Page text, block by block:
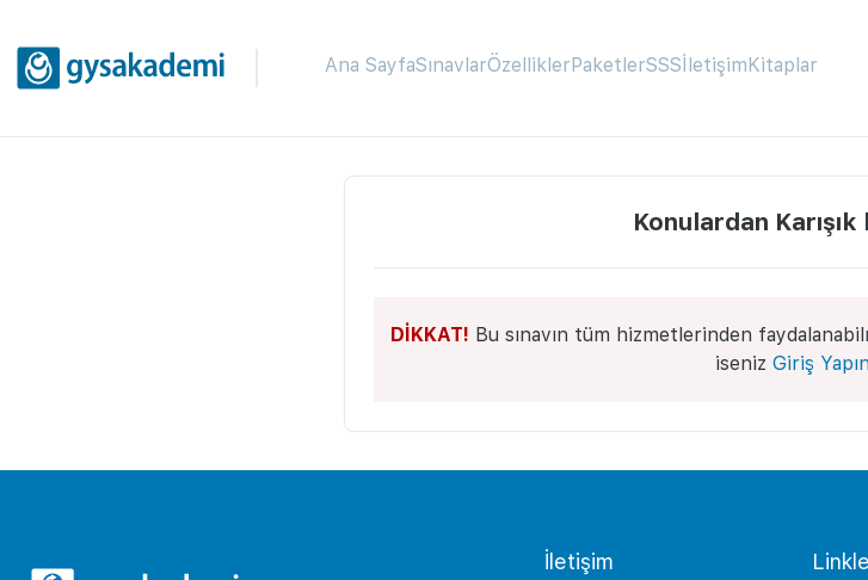
Ana SayfaSınavlarÖzelliklerPaketlerSSSİletişimKitaplar
Konulardan
DİKKAT! Bu sınavın tüm hizmetlerinden
iseniz Giriş
İletişim